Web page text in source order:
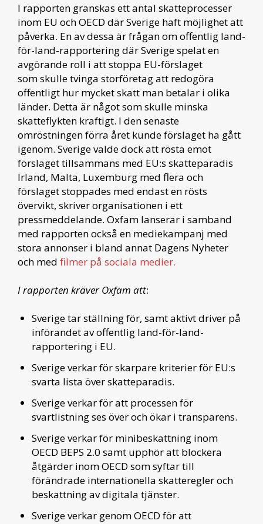
I rapporten granskas ett antal skatteprocesser
inom EU och OECD där Sverige haft möjlighet att
påverka. En av dessa är frågan om offentlig land-
för-land-rapportering där Sverige spelat en
avgörande roll i att stoppa EU-förslaget
som skulle tvinga storföretag att redogöra
offentligt hur mycket skatt man betalar i olika
länder. Detta är något som skulle minska
skatteflykten kraftigt. I den senaste
omröstningen förra året kunde förslaget ha gått
igenom. Sverige valde dock att rösta emot
förslaget tillsammans med EU:s skatteparadis
Irland, Malta, Luxemburg med flera och
förslaget stoppades med endast en rösts
övervikt, skriver organisationen i ett
pressmeddelande. Oxfam lanserar i samband
med rapporten också en mediekampanj med
stora annonser i bland annat Dagens Nyheter
och med filmer på sociala medier.
I rapporten kräver Oxfam att:
Sverige tar ställning för, samt aktivt driver på
införandet av offentlig land-för-land-
rapportering i EU.
Sverige verkar för skarpare kriterier för EU:s
svarta lista över skatteparadis.
Sverige verkar för att processen för
svartlistning ses över och ökar i transparens.
Sverige verkar för minibeskattning inom
OECD BEPS 2.0 samt upphör att blockera
åtgärder inom OECD som syftar till
förändrade internationella skatteregler och
beskattning av digitala tjänster.
Sverige verkar genom OECD för att